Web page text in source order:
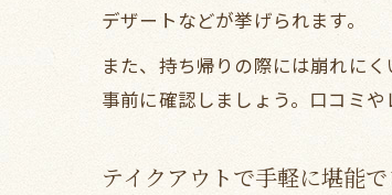
デザートなどが挙げられます。
また、持ち帰りの際には崩れに
事前に確認しましょう。口コミ
テイクアウトで手軽に堪能